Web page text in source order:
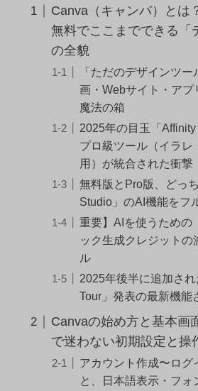
Canva（キャンバ）とは
無料でここまでできる「
の全貌
「ただのデザインツ
画・Webサイト・アプ
魔法の箱
2025年の目玉「
プロ級ツール（イラレ
用）が統合された衝撃
無料版とPro版、どっ
Studio」のAI機能をフ
重要】AIを使うための
ック生成クレジットの
ル
2025年後半に追加さ
Tour」発表の最新機能
Canvaの始め方と基本画
で迷わない初期設定と操
アカウント作成〜ログ
と、日本語表示・フォ